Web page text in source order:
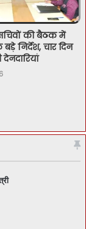
की बैठक में
निर्देश, चार दिन